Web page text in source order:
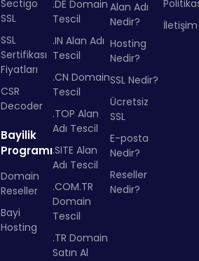
Sectigo
SSL
SSL
Sertifikası
Fiyatları
CSR
Decoder
Bayilik
Programı
Domain
Reseller
Bayi
Hosting
.DE Domain
Tescil
.IN Alan Adı
Tescil
.CN Domain
Tescil
.TOP Alan
Adı Tescil
.SITE Alan
Adı Tescil
.COM.TR
Domain
Tescil
.TR Domain
Satın Al
Alan Adı
Nedir?
Hosting
Nedir?
SSL Nedir?
Ücretsiz
SSL
E-posta
Nedir?
Reseller
Nedir?
İletişim